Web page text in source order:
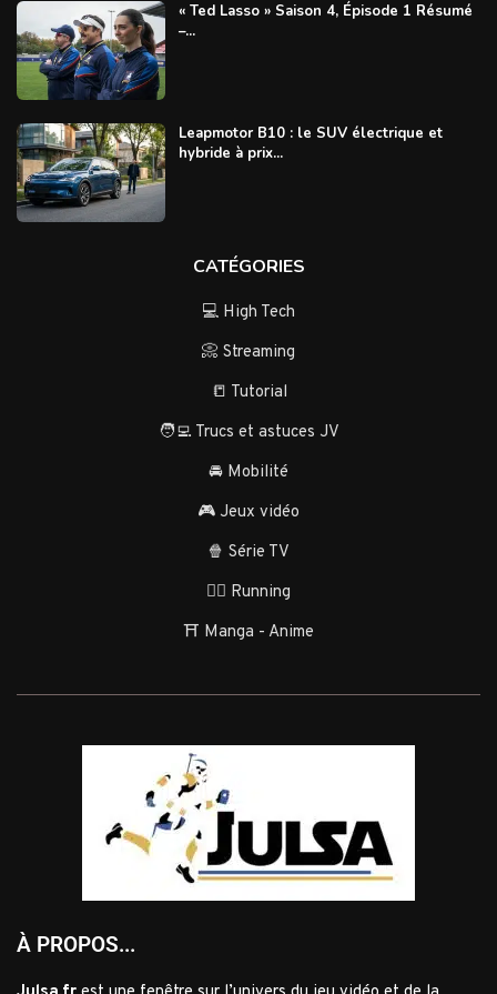
« Ted Lasso » Saison 4, Épisode 1 Résumé
–...
Leapmotor B10 : le SUV électrique et
hybride à prix...
CATÉGORIES
💻 High Tech
📀 Streaming
📒 Tutorial
🧑‍💻 Trucs et astuces JV
🚘 Mobilité
🎮 Jeux vidéo
🍿 Série TV
🏃‍♂️ Running
⛩️ Manga - Anime
À PROPOS...